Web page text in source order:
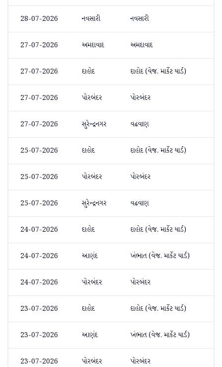
28-07-2026 નવસારી નવસારી
27-07-2026 અમદાવાદ અમદાવાદ
27-07-2026 દાહોદ દાહોદ (વેજ. માર્કેટ યાર્ડ)
27-07-2026 પોરબંદર પોરબંદર
27-07-2026 સુરેન્દ્રનગર વઢવાણ
25-07-2026 દાહોદ દાહોદ (વેજ. માર્કેટ યાર્ડ)
25-07-2026 પોરબંદર પોરબંદર
25-07-2026 સુરેન્દ્રનગર વઢવાણ
24-07-2026 દાહોદ દાહોદ (વેજ. માર્કેટ યાર્ડ)
24-07-2026 આણંદ ખંભાત (વેજ. માર્કેટ યાર્ડ)
24-07-2026 પોરબંદર પોરબંદર
23-07-2026 દાહોદ દાહોદ (વેજ. માર્કેટ યાર્ડ)
23-07-2026 આણંદ ખંભાત (વેજ. માર્કેટ યાર્ડ)
23-07-2026 પોરબંદર પોરબંદર